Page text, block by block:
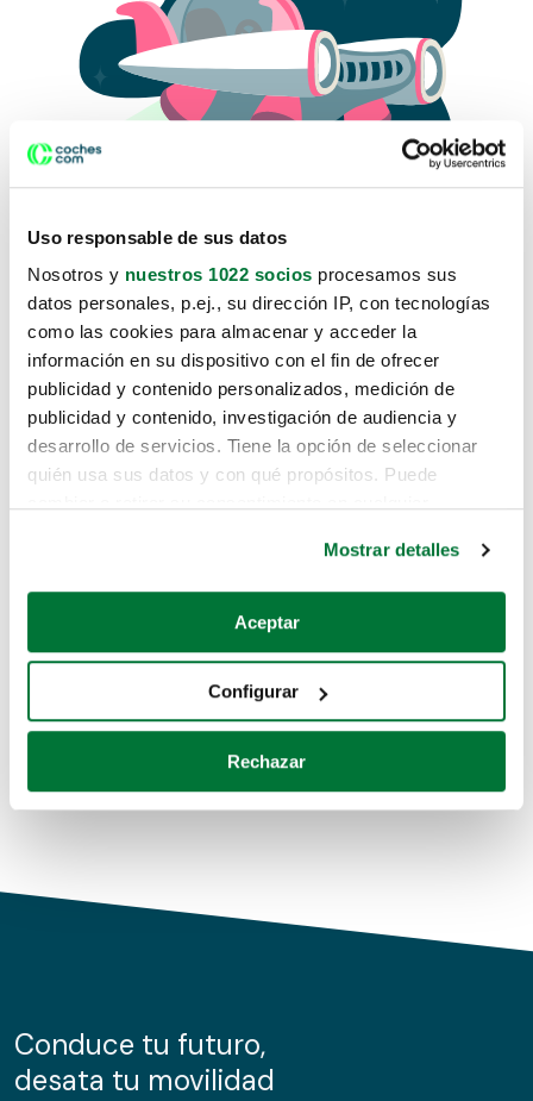
Uso responsable de sus datos
Nosotros y nuestros 1022 socios procesamos sus
datos personales, p.ej., su dirección IP, con tecnologías
como las cookies para almacenar y acceder la
información en su dispositivo con el fin de ofrecer
publicidad y contenido personalizados, medición de
publicidad y contenido, investigación de audiencia y
desarrollo de servicios. Tiene la opción de seleccionar
quién usa sus datos y con qué propósitos. Puede
Si lo permite, también quisiéramos:
Recopilar información sobre su ubicación geográfica
Identificar su dispositivo analizándolo activamente
para buscar características específicas (huellas
Obtenga más información sobre cómo se procesan sus
de cookies.
información sobre el uso que haga del sitio web con
nuestros partners de redes sociales, publicidad y análisis
Mostrar detalles
Aceptar
Configurar
Rechazar
Lo sentimos, no sabemos como
te hemos traido hasta aquí.
Pero puedes encontrar el coche que estás
buscando en alguno de estos enlaces:
Coches de segunda mano
Coches de km0
Conduce tu futuro,
desata tu movilidad